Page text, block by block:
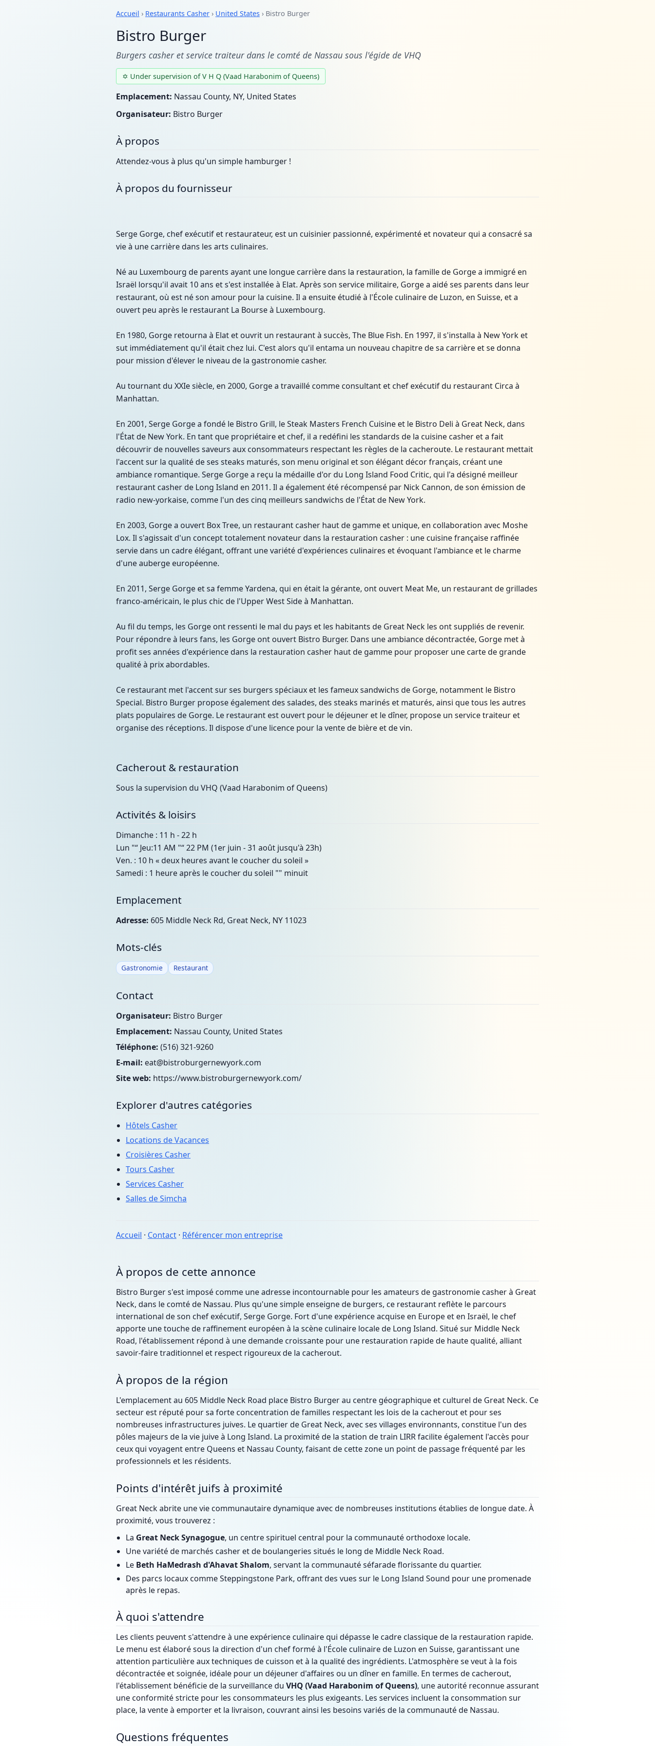
Accueil › Restaurants Casher › United States › Bistro Burger
Bistro Burger
Burgers casher et service traiteur dans le comté de Nassau sous l'égide de VHQ
✡ Under supervision of V H Q (Vaad Harabonim of Queens)
Emplacement: Nassau County, NY, United States
Organisateur: Bistro Burger
À propos
Attendez-vous à plus qu'un simple hamburger !
À propos du fournisseur
Serge Gorge, chef exécutif et restaurateur, est un cuisinier passionné, expérimenté et novateur qui a consacré sa
vie à une carrière dans les arts culinaires.
Né au Luxembourg de parents ayant une longue carrière dans la restauration, la famille de Gorge a immigré en
Israël lorsqu'il avait 10 ans et s'est installée à Elat. Après son service militaire, Gorge a aidé ses parents dans leur
restaurant, où est né son amour pour la cuisine. Il a ensuite étudié à l'École culinaire de Luzon, en Suisse, et a
ouvert peu après le restaurant La Bourse à Luxembourg.
En 1980, Gorge retourna à Elat et ouvrit un restaurant à succès, The Blue Fish. En 1997, il s'installa à New York et
sut immédiatement qu'il était chez lui. C'est alors qu'il entama un nouveau chapitre de sa carrière et se donna
pour mission d'élever le niveau de la gastronomie casher.
Au tournant du XXIe siècle, en 2000, Gorge a travaillé comme consultant et chef exécutif du restaurant Circa à
Manhattan.
En 2001, Serge Gorge a fondé le Bistro Grill, le Steak Masters French Cuisine et le Bistro Deli à Great Neck, dans
l'État de New York. En tant que propriétaire et chef, il a redéfini les standards de la cuisine casher et a fait
découvrir de nouvelles saveurs aux consommateurs respectant les règles de la cacheroute. Le restaurant mettait
l'accent sur la qualité de ses steaks maturés, son menu original et son élégant décor français, créant une
ambiance romantique. Serge Gorge a reçu la médaille d'or du Long Island Food Critic, qui l'a désigné meilleur
restaurant casher de Long Island en 2011. Il a également été récompensé par Nick Cannon, de son émission de
radio new-yorkaise, comme l'un des cinq meilleurs sandwichs de l'État de New York.
En 2003, Gorge a ouvert Box Tree, un restaurant casher haut de gamme et unique, en collaboration avec Moshe
Lox. Il s'agissait d'un concept totalement novateur dans la restauration casher : une cuisine française raffinée
servie dans un cadre élégant, offrant une variété d'expériences culinaires et évoquant l'ambiance et le charme
d'une auberge européenne.
En 2011, Serge Gorge et sa femme Yardena, qui en était la gérante, ont ouvert Meat Me, un restaurant de grillades
franco-américain, le plus chic de l'Upper West Side à Manhattan.
Au fil du temps, les Gorge ont ressenti le mal du pays et les habitants de Great Neck les ont suppliés de revenir.
Pour répondre à leurs fans, les Gorge ont ouvert Bistro Burger. Dans une ambiance décontractée, Gorge met à
profit ses années d'expérience dans la restauration casher haut de gamme pour proposer une carte de grande
qualité à prix abordables.
Ce restaurant met l'accent sur ses burgers spéciaux et les fameux sandwichs de Gorge, notamment le Bistro
Special. Bistro Burger propose également des salades, des steaks marinés et maturés, ainsi que tous les autres
plats populaires de Gorge. Le restaurant est ouvert pour le déjeuner et le dîner, propose un service traiteur et
organise des réceptions. Il dispose d'une licence pour la vente de bière et de vin.
Cacherout & restauration
Sous la supervision du VHQ (Vaad Harabonim of Queens)
Activités & loisirs
Dimanche : 11 h - 22 h
Lun "“ Jeu:11 AM "“ 22 PM (1er juin - 31 août jusqu'à 23h)
Ven. : 10 h « deux heures avant le coucher du soleil »
Samedi : 1 heure après le coucher du soleil "" minuit
Emplacement
Adresse: 605 Middle Neck Rd, Great Neck, NY 11023
Mots-clés
Gastronomie Restaurant
Contact
Organisateur: Bistro Burger
Emplacement: Nassau County, United States
Téléphone: (516) 321-9260
E-mail: eat@bistroburgernewyork.com
Site web: https://www.bistroburgernewyork.com/
Explorer d'autres catégories
Hôtels Casher
Locations de Vacances
Croisières Casher
Tours Casher
Services Casher
Salles de Simcha
Accueil · Contact · Référencer mon entreprise
À propos de cette annonce
Bistro Burger s'est imposé comme une adresse incontournable pour les amateurs de gastronomie casher à Great
Neck, dans le comté de Nassau. Plus qu'une simple enseigne de burgers, ce restaurant reflète le parcours
international de son chef exécutif, Serge Gorge. Fort d'une expérience acquise en Europe et en Israël, le chef
apporte une touche de raffinement européen à la scène culinaire locale de Long Island. Situé sur Middle Neck
Road, l'établissement répond à une demande croissante pour une restauration rapide de haute qualité, alliant
savoir-faire traditionnel et respect rigoureux de la cacherout.
À propos de la région
L'emplacement au 605 Middle Neck Road place Bistro Burger au centre géographique et culturel de Great Neck. Ce
secteur est réputé pour sa forte concentration de familles respectant les lois de la cacherout et pour ses
nombreuses infrastructures juives. Le quartier de Great Neck, avec ses villages environnants, constitue l'un des
pôles majeurs de la vie juive à Long Island. La proximité de la station de train LIRR facilite également l'accès pour
ceux qui voyagent entre Queens et Nassau County, faisant de cette zone un point de passage fréquenté par les
professionnels et les résidents.
Points d'intérêt juifs à proximité
Great Neck abrite une vie communautaire dynamique avec de nombreuses institutions établies de longue date. À
proximité, vous trouverez :
La Great Neck Synagogue, un centre spirituel central pour la communauté orthodoxe locale.
Une variété de marchés casher et de boulangeries situés le long de Middle Neck Road.
Le Beth HaMedrash d'Ahavat Shalom, servant la communauté séfarade florissante du quartier.
Des parcs locaux comme Steppingstone Park, offrant des vues sur le Long Island Sound pour une promenade
après le repas.
À quoi s'attendre
Les clients peuvent s'attendre à une expérience culinaire qui dépasse le cadre classique de la restauration rapide.
Le menu est élaboré sous la direction d'un chef formé à l'École culinaire de Luzon en Suisse, garantissant une
attention particulière aux techniques de cuisson et à la qualité des ingrédients. L'atmosphère se veut à la fois
décontractée et soignée, idéale pour un déjeuner d'affaires ou un dîner en famille. En termes de cacherout,
l'établissement bénéficie de la surveillance du VHQ (Vaad Harabonim of Queens), une autorité reconnue assurant
une conformité stricte pour les consommateurs les plus exigeants. Les services incluent la consommation sur
place, la vente à emporter et la livraison, couvrant ainsi les besoins variés de la communauté de Nassau.
Questions fréquentes